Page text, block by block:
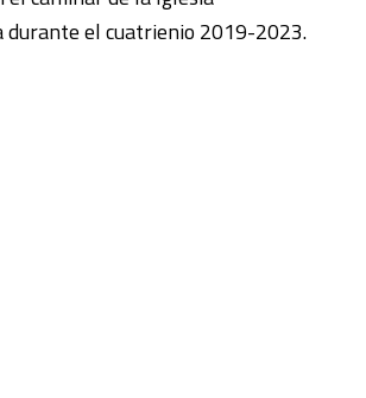
durante el cuatrienio 2019-2023.